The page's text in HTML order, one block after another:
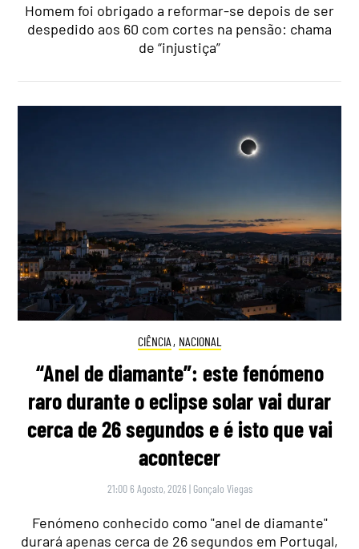
Homem foi obrigado a reformar-se depois de ser
despedido aos 60 com cortes na pensão: chama
de “injustiça”
CIÊNCIA , NACIONAL
“Anel de diamante”: este fenómeno
raro durante o eclipse solar vai durar
cerca de 26 segundos e é isto que vai
acontecer
21:00 6 Agosto, 2026 | Gonçalo Viegas
Fenómeno conhecido como "anel de diamante"
durará apenas cerca de 26 segundos em Portugal,